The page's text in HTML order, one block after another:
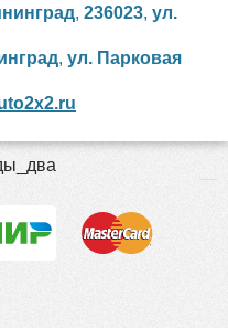
, 236023, ул.
, ул. Парковая